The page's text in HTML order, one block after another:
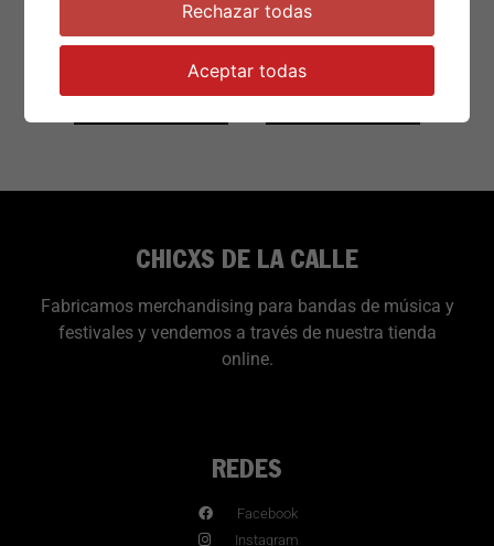
€18.00 €25.00
CHICXS DE LA CALLE
Fabricamos merchandising para bandas de música y
festivales y vendemos a través de nuestra tienda
online.
REDES
Facebook
Instagram
Rechazar todas
Aceptar todas